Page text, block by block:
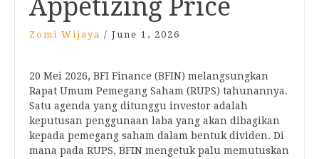
Appetizing Price
Zomi Wijaya / June 1, 2026
20 Mei 2026, BFI Finance (BFIN) melangsungkan
Rapat Umum Pemegang Saham (RUPS) tahunannya.
Satu agenda yang ditunggu investor adalah
keputusan penggunaan laba yang akan dibagikan
kepada pemegang saham dalam bentuk dividen. Di
mana pada RUPS, BFIN mengetuk palu memutuskan